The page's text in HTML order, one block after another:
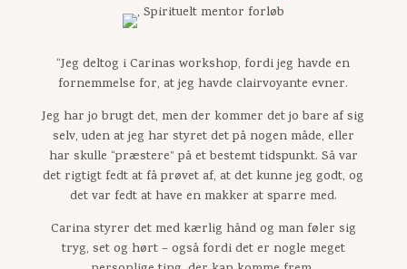
“Jeg deltog i Carinas workshop, fordi jeg havde en
fornemmelse for, at jeg havde clairvoyante evner.
Jeg har jo brugt det, men der kommer det jo bare af sig
selv, uden at jeg har styret det på nogen måde, eller
har skulle “præstere” på et bestemt tidspunkt. Så var
det rigtigt fedt at få prøvet af, at det kunne jeg godt, og
det var fedt at have en makker at sparre med.
Carina styrer det med kærlig hånd og man føler sig
tryg, set og hørt – også fordi det er nogle meget